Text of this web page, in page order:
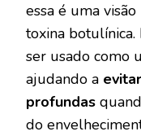
essa é uma
toxina
ser usado como
ajudando a
profundas
do